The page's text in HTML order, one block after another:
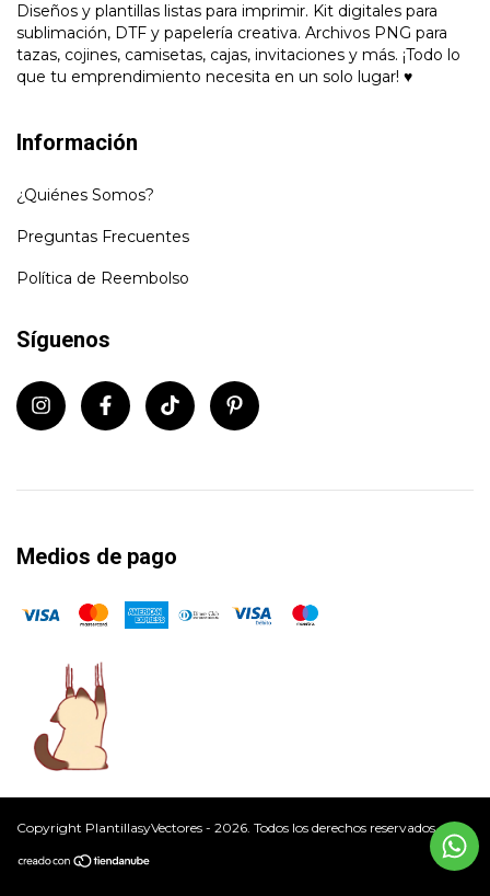
Diseños y plantillas listas para imprimir. Kit digitales para
sublimación, DTF y papelería creativa. Archivos PNG para
tazas, cojines, camisetas, cajas, invitaciones y más. ¡Todo lo
que tu emprendimiento necesita en un solo lugar! ♥
Información
¿Quiénes Somos?
Preguntas Frecuentes
Política de Reembolso
Síguenos
Medios de pago
Copyright PlantillasyVectores - 2026. Todos los derechos reservados.